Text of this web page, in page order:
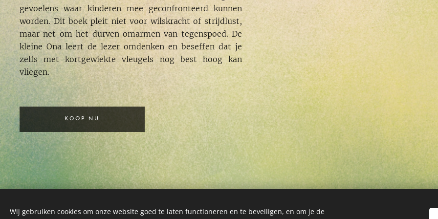
gevoelens waar kinderen mee geconfronteerd kunnen
worden. Dit boek pleit niet voor wilskracht of strijdlust,
maar net om het durven omarmen van tegenspoed. De
kleine Ona leert de lezer omdenken en beseffen dat je
zelfs met kortgewiekte vleugels nog best hoog kan
vliegen.
KOOP NU
© 2024 Alle rechten voorbehouden - niets van deze pagina mag gekopieerd of gereproduceerd worden
Wij gebruiken cookies om onze website goed te laten functioneren en te beveiligen, en om je de